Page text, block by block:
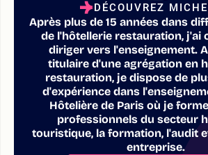
DÉCOUVREZ
Après plus de 15 années dans
de l'hôtellerie restauration, j'ai
diriger vers l'enseignement.
titulaire d'une agrégation en
restauration, je dispose de
d'expérience dans
Hôtelière de Paris où je
professionnels du secteur
touristique, la formation, l'audit
entreprise.